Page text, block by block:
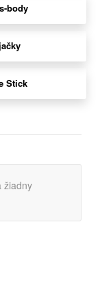
body
Stick
žiadny